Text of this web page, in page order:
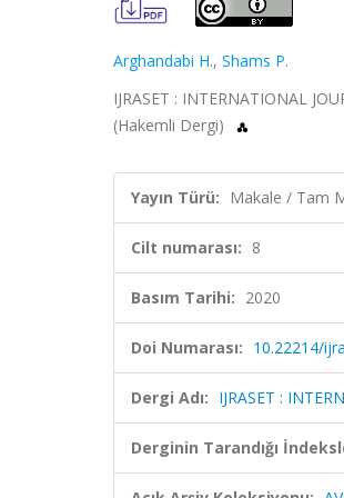
Arghandabi H., Shams P.
IJRASET : INTERNATIONAL
(Hakemli Dergi)
Yayın Türü: Makale / Tam
Cilt numarası: 8
Basım Tarihi: 2020
Doi Numarası: 10.22214/
Dergi Adı: IJRASET :
Derginin Tarandığı